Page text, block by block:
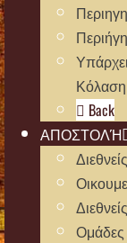
Κόλαση
Back
ΑΠΟΣΤΟΛΉ